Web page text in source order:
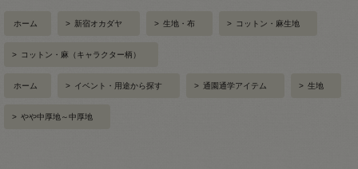
ホーム > 新宿オカダヤ > 生地・布 > コットン・麻生地
> コットン・麻（キャラクター柄）
ホーム > イベント・用途から探す > 通園通学アイテム > 生地
> やや中厚地～中厚地